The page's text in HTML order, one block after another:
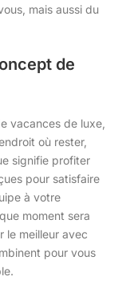
mais aussi du
de
vacances de luxe,
où rester,
signifie profiter
pour satisfaire
à votre
moment sera
le meilleur avec
pour vous